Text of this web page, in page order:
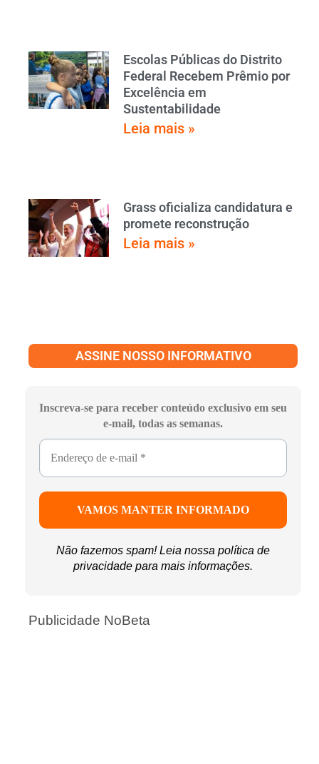
Escolas Públicas do Distrito
Federal Recebem Prêmio por
Excelência em
Sustentabilidade
Leia mais »
Grass oficializa candidatura e
promete reconstrução
Leia mais »
ASSINE NOSSO INFORMATIVO
Inscreva-se para receber conteúdo exclusivo em seu
e-mail, todas as semanas.
Não fazemos spam! Leia nossa política de
privacidade para mais informações.
Publicidade NoBeta